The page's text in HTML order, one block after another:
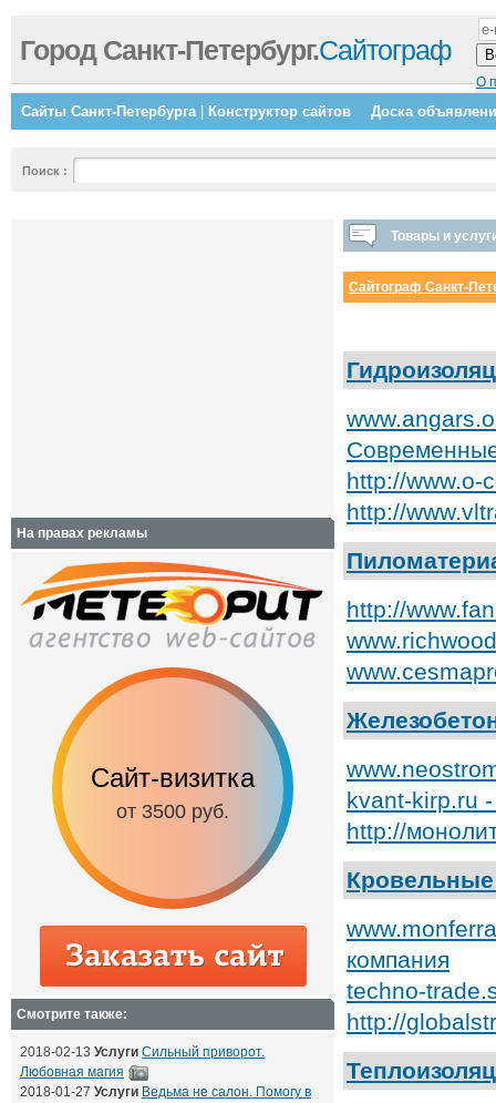
О
Город Санкт-Петербург.Сайтограф
Сайты Санкт-Петербурга| Конструктор сайтов Доска
Поиск :
Товары и
Сайтограф Санкт-
http://
http://
http://
kvant-kirp.ru
http://
компания
techno-
http://
На правах рекламы
Сайт-визитка
от 3500 руб.
Сайт с
от 6500 руб.
Смотрите также:
2018-02-13 Услуги Сильный приворот.
Любовная магия
2018-01-27 Услуги Ведьма не салон. Помогу в